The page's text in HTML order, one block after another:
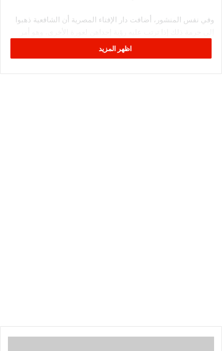
وفي نفس المنشور، أضافت دار الإفتاء المصرية أن الشافعية ذهبوا
غير جائز شرعا، فقد قال الله تعالى: «وَقُلْ لِلْمُؤْمِنَاتِ يَغْضُضْنَ مِنْ
أَبْصَارِهِنَّ وَيَحْفَظْنَ فُرُوجَهُنَّ».
اظهر المزيد